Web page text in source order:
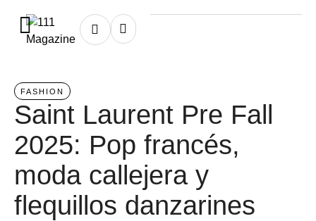
Home / fashion
FASHION
Saint Laurent Pre Fall
2025: Pop francés,
moda callejera y
flequillos danzarines